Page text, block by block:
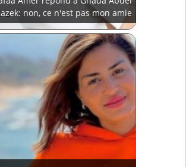
non, ce n'est pas mon amie